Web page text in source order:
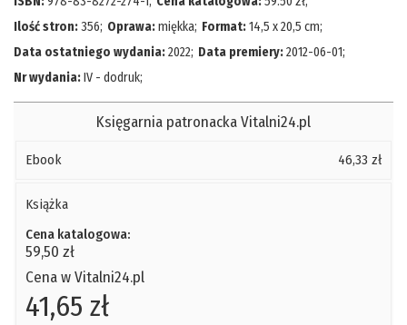
Ilość stron:356; Oprawa:miękka; Format:14,5 x 20,5 cm;
Data ostatniego wydania:2022; Data premiery:2012-06-01;
Nr wydania:IV - dodruk;
Księgarnia patronacka Vitalni24.pl
Ebook 46,33 zł
Książka
Cena katalogowa:
59,50 zł
Cena w Vitalni24.pl
41,65 zł